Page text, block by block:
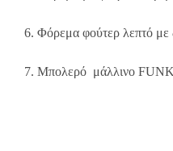
6. Φόρεμα φούτερ λεπτό με
7. Μπολερό μάλλινο